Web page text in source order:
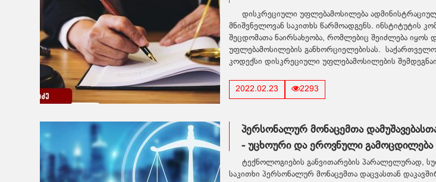
დისკრეციული უფლებამოსილება
მნიშვნელოვან საკითხს წარმოადგენს. ინსტიტუტის
შეცდომათა ნაირსახეობა, რომლებიც შეიძლება იყოს
უფლებამოსილების განხორციელებისას.
კოდექსი დისკრეციული უფლებამოსილების
2022.02.23 2293
პერსონალურ მონაცემთა
- უცხოური და ეროვნული გამოცდილება
ტექნოლოგიების განვითარების პარალელურად,
საკითხი პერსონალურ მონაცემთა დაცვასთან